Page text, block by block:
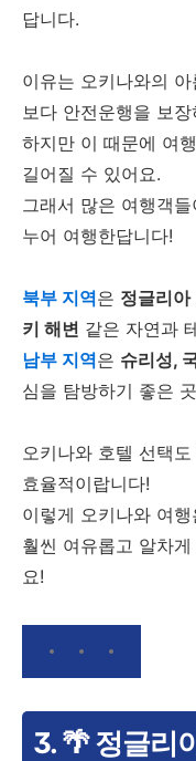
답니다.
이유는 오키나와의
보다 안전운행을 보
하지만 이 때문에 여
길어질 수 있어요.
그래서 많은 여행객
누어 여행한답니다!
북부 지역은 정글리아
키 해변 같은 자연과
남부 지역은 슈리성,
심을 탐방하기 좋은
오키나와 호텔 선택
효율적이랍니다!
이렇게 오키나와 여
훨씬 여유롭고 알차
요!
3. 🌴 정글리